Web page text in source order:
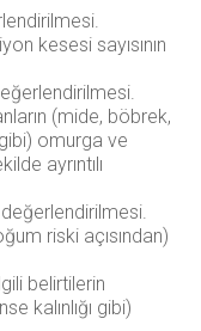
kesesi sayısının
(mide, böbrek,
omurga ve
ayrıntılı
riski açısından)
belirtilerin
kalınlığı gibi)